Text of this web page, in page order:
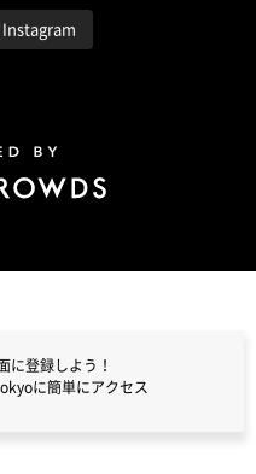
に登録しよう！
に簡単にアクセス